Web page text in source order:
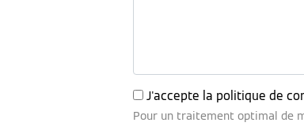
J'accepte la politique de
Pour un traitement optimal de